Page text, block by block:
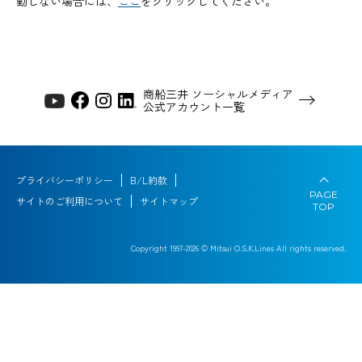
商船三井 ソーシャルメディア
公式アカウント一覧
プライバシーポリシー
B/L約款
サイトのご利用について
サイトマップ
Copyright 1997-2026 © Mitsui O.S.K.Lines All rights reserved.
PAGE
TOP